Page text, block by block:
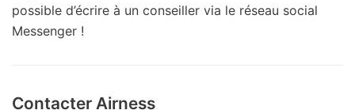
possible d’écrire à un conseiller via le réseau social
Messenger !
Contacter Airness